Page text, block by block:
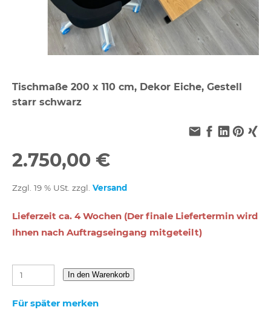
Tischmaße 200 x 110 cm, Dekor Eiche, Gestell
starr schwarz
2.750,00 €
Zzgl. 19 % USt. zzgl. Versand
Lieferzeit ca. 4 Wochen (Der finale Liefertermin wird
Ihnen nach Auftragseingang mitgeteilt)
In den Warenkorb
Für später merken